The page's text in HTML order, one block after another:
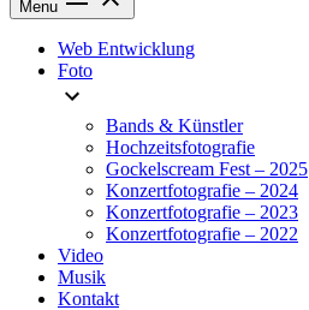
Menu
Web Entwicklung
Foto
Bands & Künstler
Hochzeitsfotografie
Gockelscream Fest – 2025
Konzertfotografie – 2024
Konzertfotografie – 2023
Konzertfotografie – 2022
Video
Musik
Kontakt